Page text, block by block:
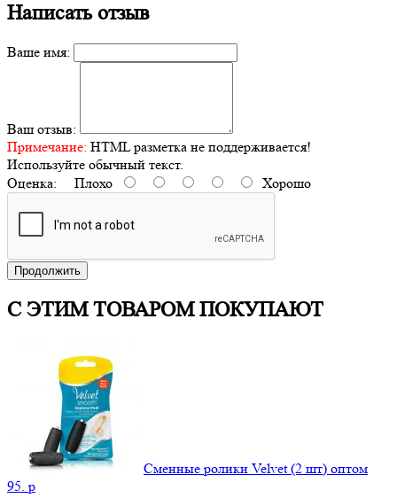
Написать отзыв
Ваше имя:
Ваш отзыв:
Примечание: HTML разметка не поддерживается!
Используйте обычный текст.
Оценка: Плохо Хорошо
Продолжить
С ЭТИМ ТОВАРОМ ПОКУПАЮТ
Сменные ролики Velvet (2 шт) оптом
95. p